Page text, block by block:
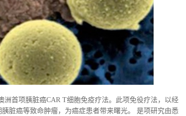
首项胰脏癌CAR T细胞免疫疗法。此项免役疗法，以经
脏癌等致命肿瘤，为癌症患者带来曙光。 是项研究由悉